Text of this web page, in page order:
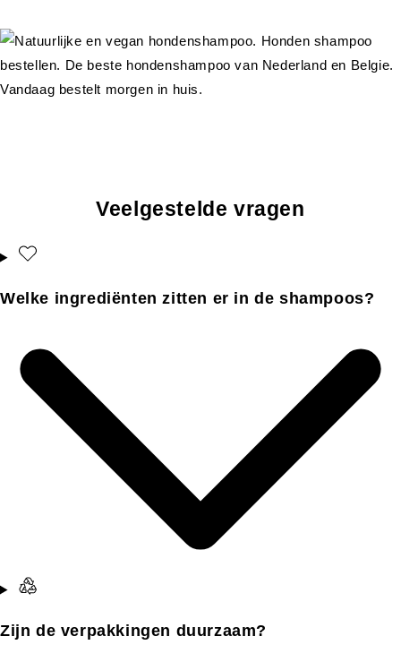
Veelgestelde vragen
Welke ingrediënten zitten er in de shampoos?
Zijn de verpakkingen duurzaam?